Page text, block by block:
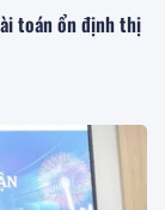
toán ổn định thị